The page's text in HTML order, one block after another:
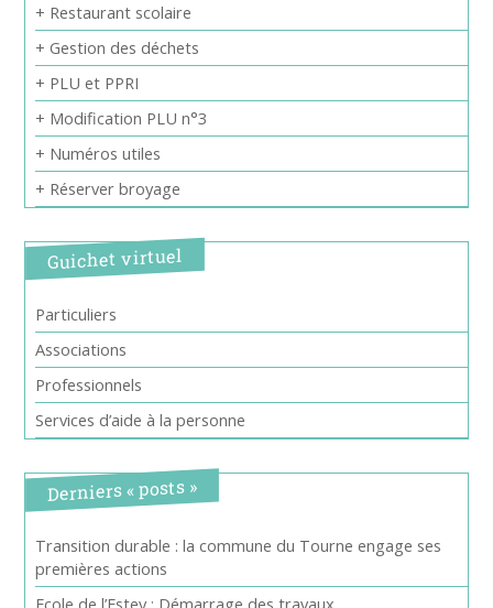
+ Restaurant scolaire
+ Gestion des déchets
+ PLU et PPRI
+ Modification PLU n°3
+ Numéros utiles
+ Réserver broyage
Guichet virtuel
Particuliers
Associations
Professionnels
Services d’aide à la personne
Derniers « posts »
Transition durable : la commune du Tourne engage ses
premières actions